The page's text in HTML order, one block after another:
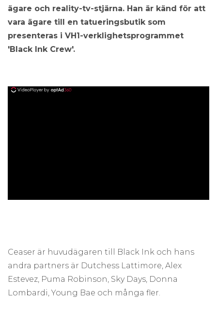
ägare och reality-tv-stjärna. Han är känd för att
vara ägare till en tatueringsbutik som
presenteras i VH1-verklighetsprogrammet
'Black Ink Crew'.
Ceaser är huvudägaren till Black Ink och hans
andra partners är Dutchess Lattimore, Alex
Estevez, Puma Robinson, Sky Days, Donna
Lombardi, Young Bae och många fler.